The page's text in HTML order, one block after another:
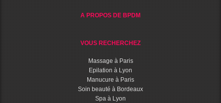
A PROPOS DE BPDM
VOUS RECHERCHEZ
Massage à Paris
Epilation à Lyon
Manucure à Paris
Soin beauté à Bordeaux
Spa à Lyon